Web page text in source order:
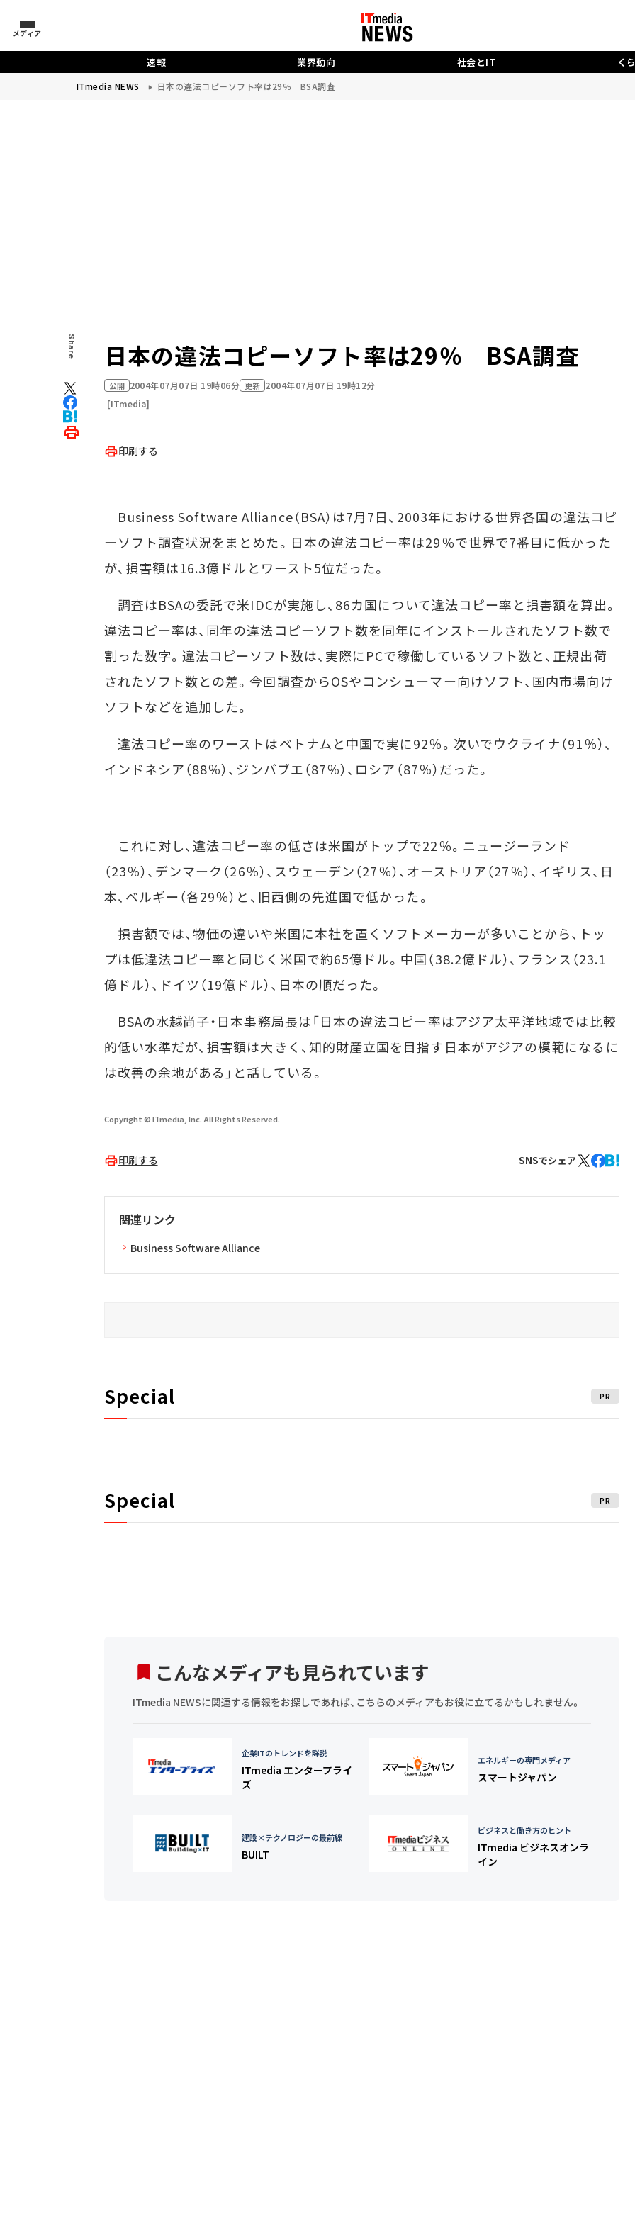
メディア
速報 業界動向 社会とIT く
ITmedia NEWS 日本の違法コピーソフト率は29％ BSA調査
Share 日本の違法コピーソフト率は29％ BSA調査
公開 2004年07月07日 19時06分 更新 2004年07月07日 19時12分
[ITmedia]
印刷する
Business Software Alliance（BSA）は7月7日、2003年における世界各国の違法コピ
ーソフト調査状況をまとめた。日本の違法コピー率は29％で世界で7番目に低かった
が、損害額は16.3億ドルとワースト5位だった。
調査はBSAの委託で米IDCが実施し、86カ国について違法コピー率と損害額を算出。
違法コピー率は、同年の違法コピーソフト数を同年にインストールされたソフト数で
割った数字。違法コピーソフト数は、実際にPCで稼働しているソフト数と、正規出荷
されたソフト数との差。今回調査からOSやコンシューマー向けソフト、国内市場向け
ソフトなどを追加した。
違法コピー率のワーストはベトナムと中国で実に92％。次いでウクライナ（91％）、
インドネシア（88％）、ジンバブエ（87％）、ロシア（87％）だった。
これに対し、違法コピー率の低さは米国がトップで22％。ニュージーランド
（23％）、デンマーク（26％）、スウェーデン（27％）、オーストリア（27％）、イギリス、日
本、ベルギー（各29％）と、旧西側の先進国で低かった。
損害額では、物価の違いや米国に本社を置くソフトメーカーが多いことから、トッ
プは低違法コピー率と同じく米国で約65億ドル。中国（38.2億ドル）、フランス（23.1
億ドル）、ドイツ（19億ドル）、日本の順だった。
BSAの水越尚子・日本事務局長は「日本の違法コピー率はアジア太平洋地域では比較
的低い水準だが、損害額は大きく、知的財産立国を目指す日本がアジアの模範になるに
は改善の余地がある」と話している。
Copyright © ITmedia, Inc. All Rights Reserved.
印刷する SNSでシェア
関連リンク
Business Software Alliance
Special PR
Special PR
こんなメディアも見られています
ITmedia NEWSに関連する情報をお探しであれば、こちらのメディアもお役に立てるかもしれません。
企業ITのトレンドを詳説
ITmedia エンタープライ
ズ
エネルギーの専門メディア
スマートジャパン
建設×テクノロジーの最前線
BUILT
ビジネスと働き方のヒント
ITmedia ビジネスオンラ
イン